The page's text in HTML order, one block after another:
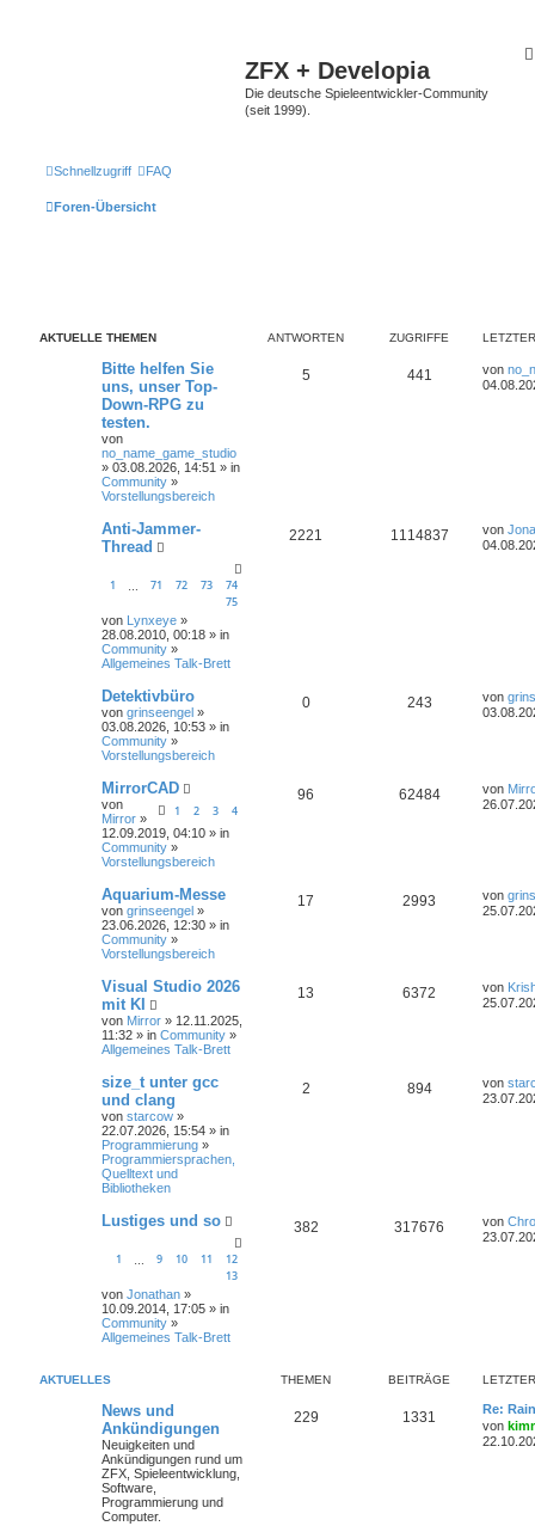
ZFX + Developia
Die deutsche Spieleentwickler-Community
(seit 1999).
Schnellzugriff FAQ
Foren-Übersicht
AKTUELLE THEMEN ANTWORTEN ZUGRIFFE
Bitte helfen Sie
uns, unser Top-
Down-RPG zu
testen.
von
no_name_game_studio
» 03.08.2026, 14:51 » in
Community »
Vorstellungsbereich
5 441 von
Anti-Jammer-
Thread
1 71 72 73
74
75
von Lynxeye »
28.08.2010, 00:18 » in
Community »
Allgemeines Talk-Brett
2221 1114837 von
Detektivbüro
von grinseengel »
03.08.2026, 10:53 » in
Community »
Vorstellungsbereich
0 243 von
MirrorCAD
1 2 3 4
von
Mirror »
12.09.2019, 04:10 » in
Community »
Vorstellungsbereich
96 62484 von
Aquarium-Messe
von grinseengel »
23.06.2026, 12:30 » in
Community »
Vorstellungsbereich
17 2993 von
Visual Studio 2026
mit KI
von Mirror » 12.11.2025,
11:32 » in Community »
Allgemeines Talk-Brett
13 6372 von
size_t unter gcc
und clang
von starcow »
22.07.2026, 15:54 » in
Programmierung »
Programmiersprachen,
Quelltext und
Bibliotheken
2 894 von
Lustiges und so
1 9 10 11
12
13
von Jonathan »
10.09.2014, 17:05 » in
Community »
Allgemeines Talk-Brett
382 317676 von
AKTUELLES THEMEN BEITRÄGE
News und
Ankündigungen
Neuigkeiten und
Ankündigungen rund um
ZFX, Spieleentwicklung,
Software,
Programmierung und
Computer.
229 1331
Re:
von